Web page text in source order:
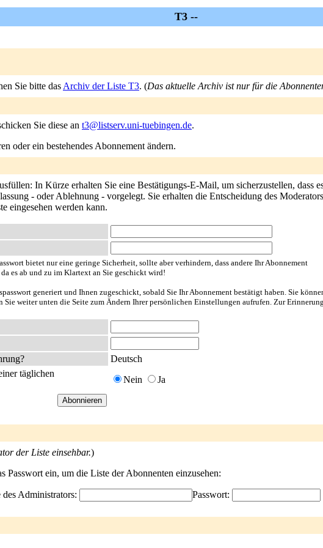
T3 --
Sie bitte das Archiv der Liste T3. (Das aktuelle Archiv ist nur für die
Sie diese an t3@listserv.uni-tuebingen.de.
oder ein bestehendes Abonnement ändern.
In Kürze erhalten Sie eine Bestätigungs-E-Mail, um sicherzustellen, dass
- oder Ablehnung - vorgelegt. Sie erhalten die Entscheidung des
eingesehen werden kann.
bietet nur eine geringe Sicherheit, sollte aber verhindern, dass andere Ihr Abonnement
da es ab und zu im Klartext an Sie geschickt wird!
generiert und Ihnen zugeschickt, sobald Sie Ihr Abonnement bestätigt haben. Sie
Sie weiter unten die Seite zum Ändern Ihrer persönlichen Einstellungen aufrufen. Zur
Deutsch
täglichen
Nein Ja
der Liste einsehbar.)
Passwort ein, um die Liste der Abonnenten einzusehen:
Administrators: Passwort: